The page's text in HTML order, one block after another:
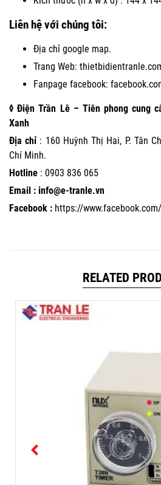
Liên hệ với chúng tôi:
Địa chỉ google map.
Trang Web:
Fanpage facebook:
◊ Điện Trần Lê – Tiên phong cung
Xanh
Địa chỉ : 160 Huỳnh Thị Hai, P. Tân
Chí Minh.
Hotline : 0903 836 065
Email : info@e-tranle.vn
Facebook : https://
RELATED